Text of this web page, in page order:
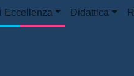
Eccellenza Didattica